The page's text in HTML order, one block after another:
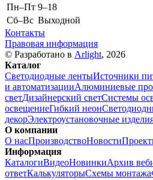
Пн–Пт 9–18
Cб–Вс Выходной
Контакты
Правовая информация
© Разработано в Arlight, 2026
Каталог
Светодиодные лентыИсточники
и автоматизацииАлюминиевые
светДизайнерский светСистемы
освещениеГибкий неон
декорЭлектроустановочные
О компании
О насПроизводствоНовости
Информация
КаталогиВидеоНовинкиАрхив
ответКалькуляторыСхемы монтажа